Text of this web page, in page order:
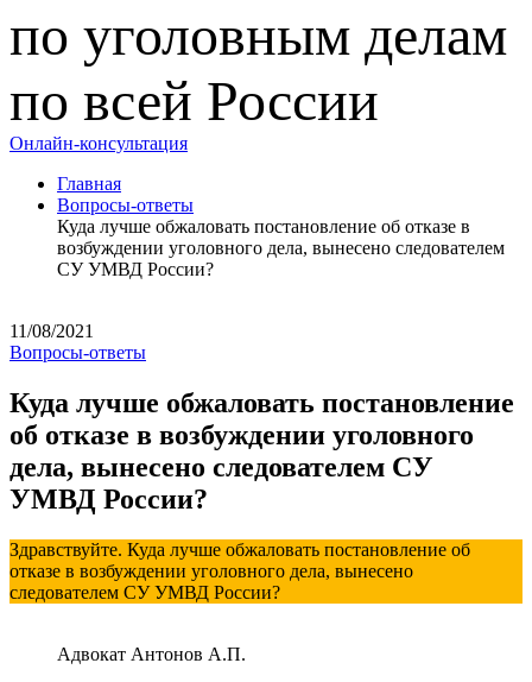
по уголовным делам
по всей России
Онлайн-консультация
Главная
Вопросы-ответы
Куда лучше обжаловать постановление об отказе в
возбуждении уголовного дела, вынесено следователем
СУ УМВД России?
11/08/2021
Вопросы-ответы
Куда лучше обжаловать постановление
об отказе в возбуждении уголовного
дела, вынесено следователем СУ
УМВД России?
Здравствуйте. Куда лучше обжаловать постановление об
отказе в возбуждении уголовного дела, вынесено
следователем СУ УМВД России?
Адвокат Антонов А.П.